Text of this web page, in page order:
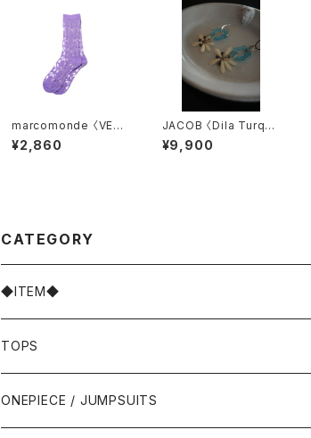
marcomonde 〈VENI
CE pattern〉06
¥2,860
JACOB 〈Dila Turquo
ise〉5.5
¥9,900
CATEGORY
◆ITEM◆
TOPS
ONEPIECE / JUMPSUITS